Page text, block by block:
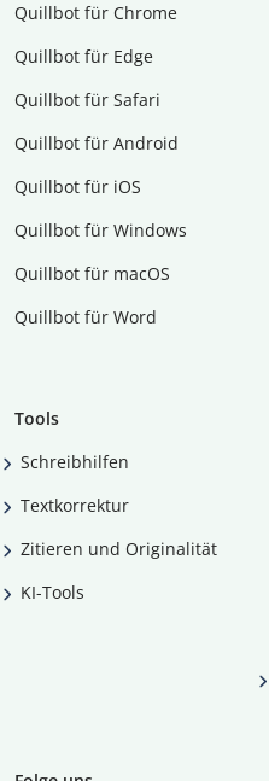
Quillbot für Chrome
Quillbot für Edge
Quillbot für Safari
Quillbot für Android
Quillbot für iOS
Quillbot für Windows
Quillbot für macOS
Quillbot für Word
Tools
Schreibhilfen
Textkorrektur
Zitieren und Originalität
KI-Tools